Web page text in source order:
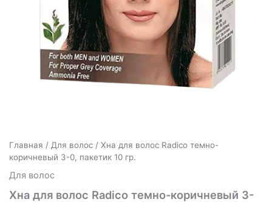
Главная / Для волос/ Хна для волос Radico темно-
коричневый 3-0, пакетик 10 гр.
Для волос
Хна для волос Radico темно-коричневый 3-